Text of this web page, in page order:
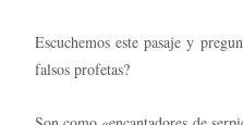
Escuchemos este pasaje y
falsos profetas?